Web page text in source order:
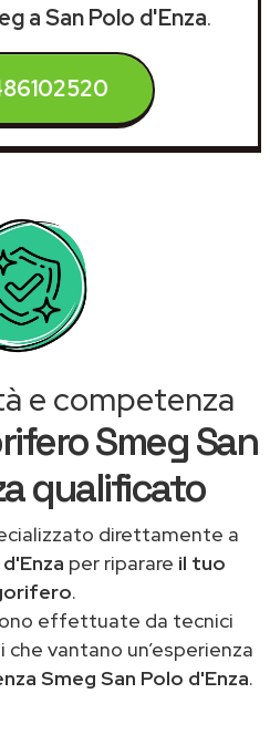
a San Polo d'Enza.
e competenza
Smeg San
qualificato
direttamente a
per riparare il tuo
.
effettuate da tecnici
vantano un’esperienza
Smeg San Polo d'Enza.